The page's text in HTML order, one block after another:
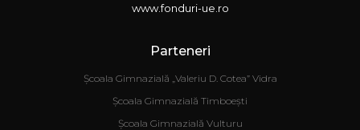
www.fonduri-ue.ro
Parteneri
Școala Gimnazială „Valeriu D. Cotea” Vidra
Școala Gimnazială Timboești
Școala Gimnazială Vulturu